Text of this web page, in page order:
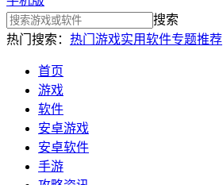
搜索
热门搜索： 热门游戏实用软件专题推荐
首页
游戏
软件
安卓游戏
安卓软件
手游